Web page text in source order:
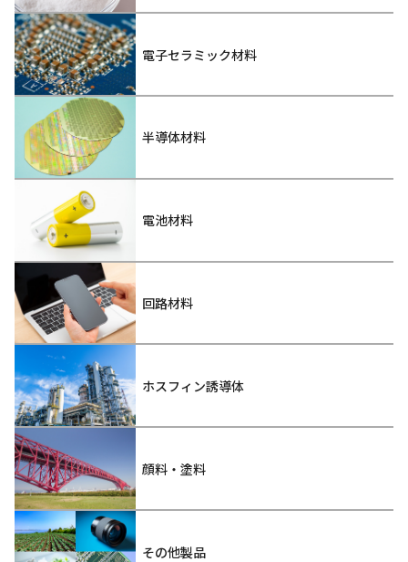
電子セラミック材料
半導体材料
電池材料
回路材料
ホスフィン誘導体
顔料・塗料
その他製品